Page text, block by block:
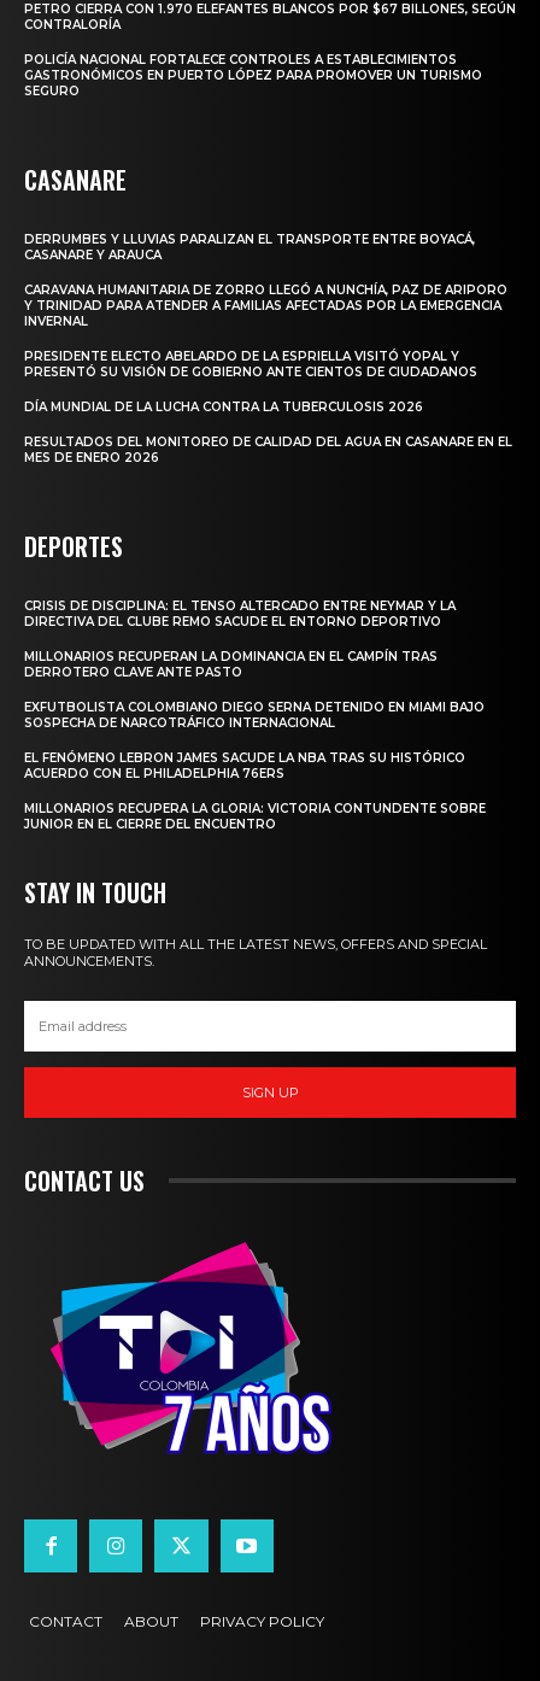
PETRO CIERRA CON 1.970 ELEFANTES BLANCOS POR $67 BILLONES, SEGÚN
CONTRALORÍA
POLICÍA NACIONAL FORTALECE CONTROLES A ESTABLECIMIENTOS
GASTRONÓMICOS EN PUERTO LÓPEZ PARA PROMOVER UN TURISMO
SEGURO
CASANARE
DERRUMBES Y LLUVIAS PARALIZAN EL TRANSPORTE ENTRE BOYACÁ,
CASANARE Y ARAUCA
CARAVANA HUMANITARIA DE ZORRO LLEGÓ A NUNCHÍA, PAZ DE ARIPORO
Y TRINIDAD PARA ATENDER A FAMILIAS AFECTADAS POR LA EMERGENCIA
INVERNAL
PRESIDENTE ELECTO ABELARDO DE LA ESPRIELLA VISITÓ YOPAL Y
PRESENTÓ SU VISIÓN DE GOBIERNO ANTE CIENTOS DE CIUDADANOS
DÍA MUNDIAL DE LA LUCHA CONTRA LA TUBERCULOSIS 2026
RESULTADOS DEL MONITOREO DE CALIDAD DEL AGUA EN CASANARE EN EL
MES DE ENERO 2026
DEPORTES
CRISIS DE DISCIPLINA: EL TENSO ALTERCADO ENTRE NEYMAR Y LA
DIRECTIVA DEL CLUBE REMO SACUDE EL ENTORNO DEPORTIVO
MILLONARIOS RECUPERAN LA DOMINANCIA EN EL CAMPÍN TRAS
DERROTERO CLAVE ANTE PASTO
EXFUTBOLISTA COLOMBIANO DIEGO SERNA DETENIDO EN MIAMI BAJO
SOSPECHA DE NARCOTRÁFICO INTERNACIONAL
EL FENÓMENO LEBRON JAMES SACUDE LA NBA TRAS SU HISTÓRICO
ACUERDO CON EL PHILADELPHIA 76ERS
MILLONARIOS RECUPERA LA GLORIA: VICTORIA CONTUNDENTE SOBRE
JUNIOR EN EL CIERRE DEL ENCUENTRO
STAY IN TOUCH
TO BE UPDATED WITH ALL THE LATEST NEWS, OFFERS AND SPECIAL
ANNOUNCEMENTS.
SIGN UP
CONTACT US
CONTACT ABOUT PRIVACY POLICY